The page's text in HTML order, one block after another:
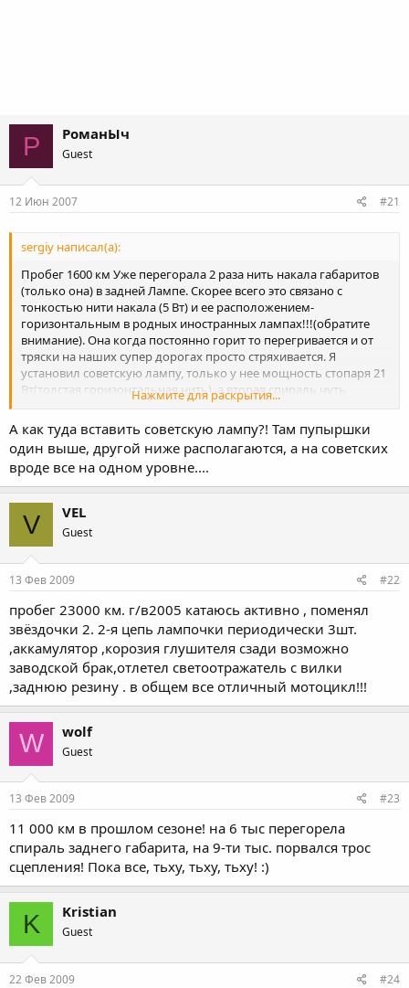
Р РоманЫч
Guest
12 Июн 2007 #21
sergiy написал(а):
Пробег 1600 км Уже перегорала 2 раза нить накала габаритов
(только она) в задней Лампе. Скорее всего это связано с
тонкостью нити накала (5 Вт) и ее расположением-
горизонтальным в родных иностранных лампах!!!(обратите
внимание). Она когда постоянно горит то перегривается и от
тряски на наших супер дорогах просто стряхивается. Я
установил советскую лампу, только у нее мощность стопаря 21
Вт(толстая горизонтальная нить), а вторая спираль чуть
мощьнее стандартной-6 Вт и у нее самое главное нить,
понятно, чуть толще и расположена вертикально!!! Теперь
ничего не перегорает. Проверено временем.
Нажмите для раскрытия...
А как туда вставить советскую лампу?! Там пупыршки
один выше, другой ниже располагаются, а на советских
вроде все на одном уровне....
V VEL
Guest
13 Фев 2009 #22
пробег 23000 км. г/в2005 катаюсь активно , поменял
звёздочки 2. 2-я цепь лампочки периодически 3шт.
,аккамулятор ,корозия глушителя сзади возможно
заводской брак,отлетел светоотражатель с вилки
,заднюю резину . в общем все отличный мотоцикл!!!
W wolf
Guest
13 Фев 2009 #23
11 000 км в прошлом сезоне! на 6 тыс перегорела
спираль заднего габарита, на 9-ти тыс. порвался трос
сцепления! Пока все, тьху, тьху, тьху! :)
K Kristian
Guest
22 Фев 2009 #24